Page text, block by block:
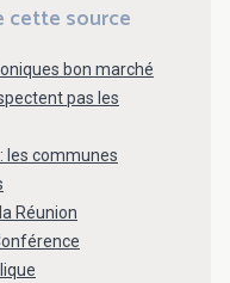
cette source
bon marché
pas les
les communes
Réunion